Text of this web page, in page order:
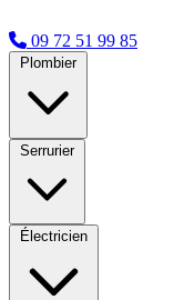
09 72 51 99 85
Plombier
Serrurier
Électricien